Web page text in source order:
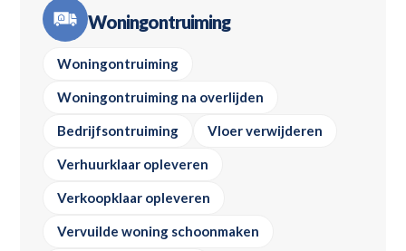
Woningontruiming
Woningontruiming
Woningontruiming na overlijden
Bedrijfsontruiming Vloer verwijderen
Verhuurklaar opleveren
Verkoopklaar opleveren
Vervuilde woning schoonmaken